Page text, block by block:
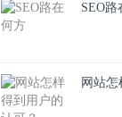
SEO路
网站怎